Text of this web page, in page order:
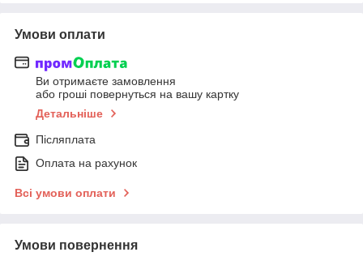
Умови оплати
Ви отримаєте замовлення
або гроші повернуться на вашу картку
Детальніше
Післяплата
Оплата на рахунок
Всі умови оплати
Умови повернення